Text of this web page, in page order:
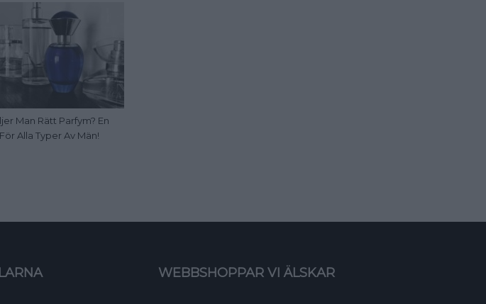
Man Rätt Parfym? En
Alla Typer Av Män!
WEBBSHOPPAR VI ÄLSKAR